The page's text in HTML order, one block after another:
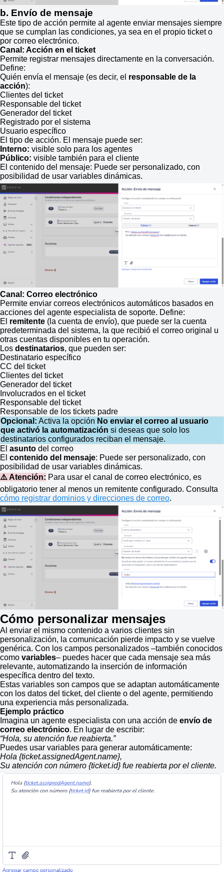
b. Envío de mensaje
Este tipo de acción permite al agente enviar mensajes siempre
que se cumplan las condiciones, ya sea en el propio ticket o
por correo electrónico.
Canal: Acción en el ticket
Permite registrar mensajes directamente en la conversación.
Define:
Quién envía el mensaje (es decir, el responsable de la
acción):
Clientes del ticket
Responsable del ticket
Generador del ticket
Registrado por el sistema
Usuario específico
El tipo de acción. El mensaje puede ser:
Interno: visible solo para los agentes
Público: visible también para el cliente
El contenido del mensaje: Puede ser personalizado, con
posibilidad de usar variables dinámicas.
Canal: Correo electrónico
Permite enviar correos electrónicos automáticos basados en
acciones del agente especialista de soporte. Define:
El remitente (la cuenta de envío), que puede ser la cuenta
predeterminada del sistema, la que recibió el correo original u
otras cuentas disponibles en tu operación.
Los destinatarios, que pueden ser:
Destinatario específico
CC del ticket
Clientes del ticket
Generador del ticket
Involucrados en el ticket
Responsable del ticket
Responsable de los tickets padre
Opcional: Activa la opción No enviar el correo al usuario
que activó la automatización si deseas que solo los
destinatarios configurados reciban el mensaje.
El asunto del correo
El contenido del mensaje: Puede ser personalizado, con
posibilidad de usar variables dinámicas.
⚠️ Atención: Para usar el canal de correo electrónico, es
obligatorio tener al menos un remitente configurado. Consulta
cómo registrar dominios y direcciones de correo.
Cómo personalizar mensajes
Al enviar el mismo contenido a varios clientes sin
personalización, la comunicación pierde impacto y se vuelve
genérica. Con los campos personalizados –también conocidos
como variables– puedes hacer que cada mensaje sea más
relevante, automatizando la inserción de información
específica dentro del texto.
Estas variables son campos que se adaptan automáticamente
con los datos del ticket, del cliente o del agente, permitiendo
una experiencia más personalizada.
Ejemplo práctico
Imagina un agente especialista con una acción de envío de
correo electrónico. En lugar de escribir:
“Hola, su atención fue reabierta.”
Puedes usar variables para generar automáticamente:
Hola {ticket.assignedAgent.name},
Su atención con número {ticket.id} fue reabierta por el cliente.